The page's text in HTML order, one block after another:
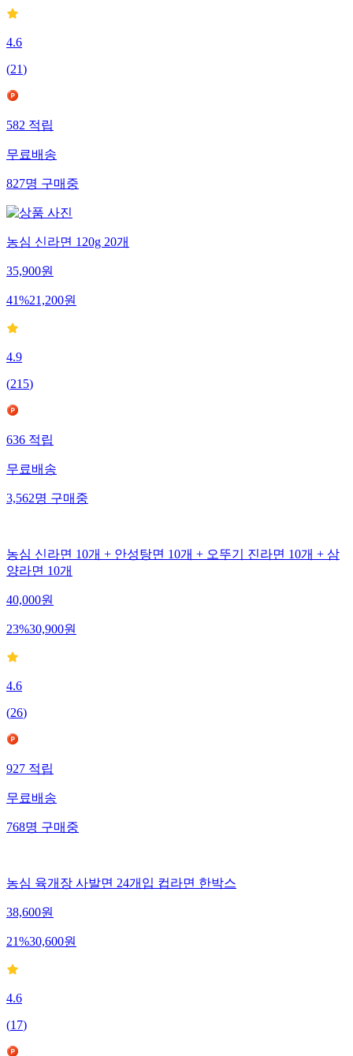
4.6
(21)
582적립
무료배송
827명구매중
농심 신라면 120g 20개
35,900원
41%21,200원
4.9
(215)
636적립
무료배송
3,562명구매중
농심 신라면 10개 + 안성탕면 10개 + 오뚜기 진라면 10개 + 삼
양라면 10개
40,000원
23%30,900원
4.6
(26)
927적립
무료배송
768명구매중
농심 육개장 사발면 24개입 컵라면 한박스
38,600원
21%30,600원
4.6
(17)